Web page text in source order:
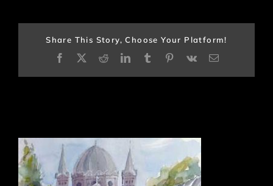
Share This Story, Choose Your Platform!
Facebook
X RedditLinkedInTumblrPinterest
Vk
E-